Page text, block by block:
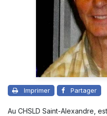
Imprimer Partager
Au CHSLD Saint-Alexandre,